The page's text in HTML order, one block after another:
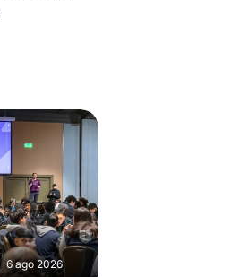
6 ago 2026